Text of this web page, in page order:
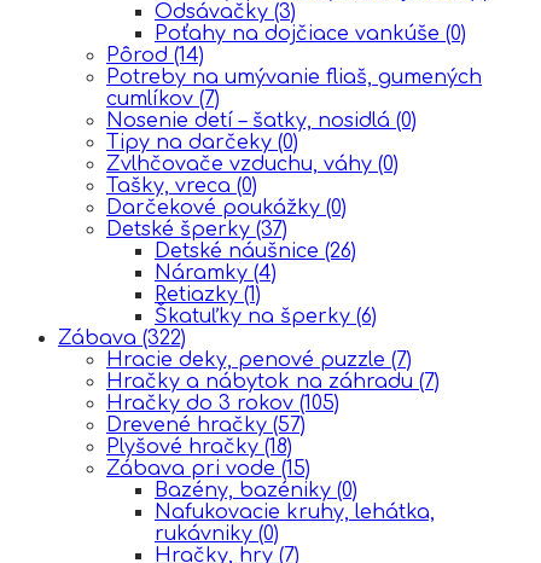
Odsávačky (3)
Poťahy na dojčiace vankúše (0)
Pôrod (14)
Potreby na umývanie fliaš, gumených
cumlíkov (7)
Nosenie detí – šatky, nosidlá (0)
Tipy na darčeky (0)
Zvlhčovače vzduchu, váhy (0)
Tašky, vreca (0)
Darčekové poukážky (0)
Detské šperky (37)
Detské náušnice (26)
Náramky (4)
Retiazky (1)
Škatuľky na šperky (6)
Zábava (322)
Hracie deky, penové puzzle (7)
Hračky a nábytok na záhradu (7)
Hračky do 3 rokov (105)
Drevené hračky (57)
Plyšové hračky (18)
Zábava pri vode (15)
Bazény, bazéniky (0)
Nafukovacie kruhy, lehátka,
rukávniky (0)
Hračky, hry (7)